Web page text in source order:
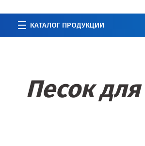
КАТАЛОГ ПРОДУКЦИИ
Песок